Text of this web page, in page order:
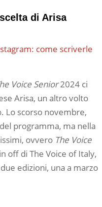
di Arisa
Voice Senior2024 ci
Arisa, un altro volto
Lo scorso novembre,
programma, ma nella
ovvero The Voice
off di The Voice of Italy,
edizioni, una a marzo